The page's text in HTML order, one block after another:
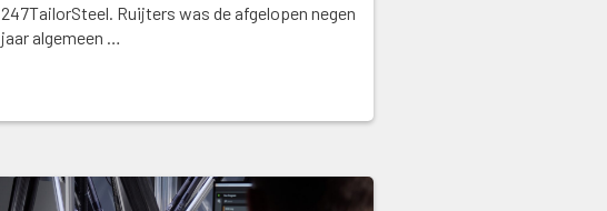
247TailorSteel. Ruijters was de afgelopen negen
jaar algemeen …